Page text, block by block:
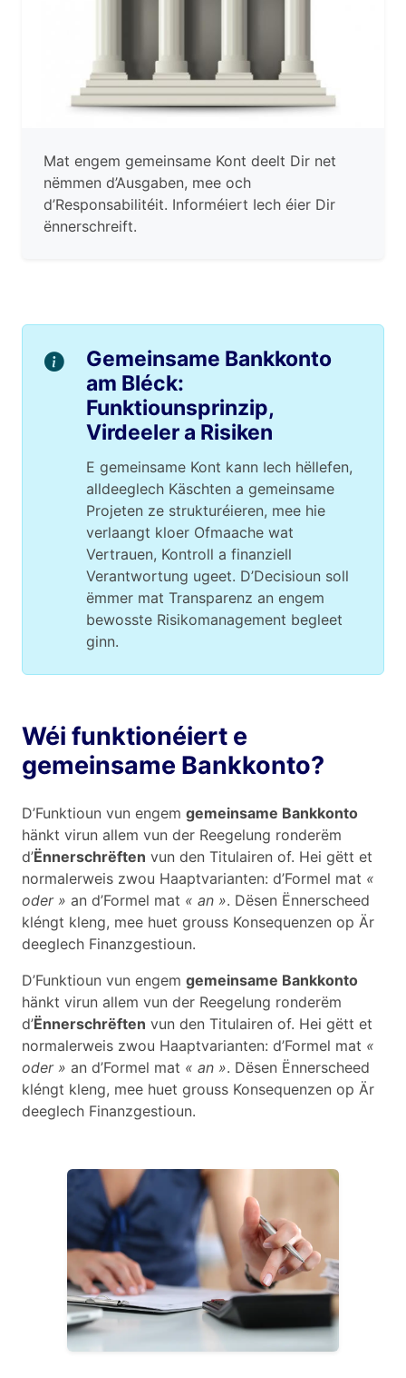
Mat engem gemeinsame Kont deelt Dir net
nëmmen d’Ausgaben, mee och
d’Responsabilitéit. Informéiert Iech éier Dir
ënnerschreift.
Gemeinsame Bankkonto
am Bléck:
Funktiounsprinzip,
Virdeeler a Risiken
E gemeinsame Kont kann Iech hëllefen,
alldeeglech Käschten a gemeinsame
Projeten ze strukturéieren, mee hie
verlaangt kloer Ofmaache wat
Vertrauen, Kontroll a finanziell
Verantwortung ugeet. D’Decisioun soll
ëmmer mat Transparenz an engem
bewosste Risikomanagement begleet
ginn.
Wéi funktionéiert e
gemeinsame Bankkonto?
D’Funktioun vun engem gemeinsame Bankkonto
hänkt virun allem vun der Reegelung ronderëm
d’Ënnerschrëften vun den Titulairen of. Hei gëtt et
normalerweis zwou Haaptvarianten: d’Formel mat «
oder » an d’Formel mat « an ». Dësen Ënnerscheed
kléngt kleng, mee huet grouss Konsequenzen op Är
deeglech Finanzgestioun.
D’Funktioun vun engem gemeinsame Bankkonto
hänkt virun allem vun der Reegelung ronderëm
d’Ënnerschrëften vun den Titulairen of. Hei gëtt et
normalerweis zwou Haaptvarianten: d’Formel mat «
oder » an d’Formel mat « an ». Dësen Ënnerscheed
kléngt kleng, mee huet grouss Konsequenzen op Är
deeglech Finanzgestioun.